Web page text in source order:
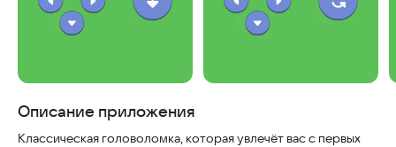
Описание приложения
Классическая головоломка, которая увлечёт вас с первых